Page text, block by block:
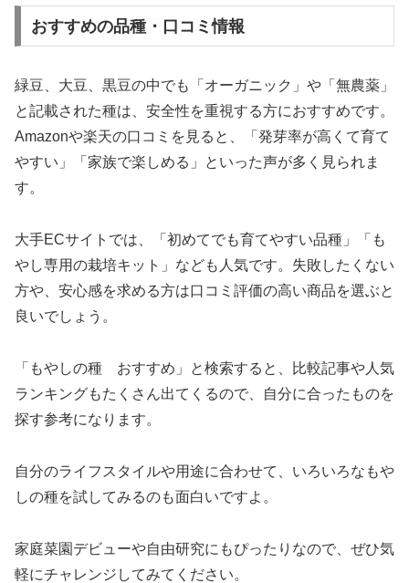
おすすめの品種・口コミ情報
緑豆、大豆、黒豆の中でも「オーガニック」や「無農薬」
と記載された種は、安全性を重視する方におすすめです。
Amazonや楽天の口コミを見ると、「発芽率が高くて育て
やすい」「家族で楽しめる」といった声が多く見られま
す。
大手ECサイトでは、「初めてでも育てやすい品種」「も
やし専用の栽培キット」なども人気です。失敗したくない
方や、安心感を求める方は口コミ評価の高い商品を選ぶと
良いでしょう。
「もやしの種 おすすめ」と検索すると、比較記事や人気
ランキングもたくさん出てくるので、自分に合ったものを
探す参考になります。
自分のライフスタイルや用途に合わせて、いろいろなもや
しの種を試してみるのも面白いですよ。
家庭菜園デビューや自由研究にもぴったりなので、ぜひ気
軽にチャレンジしてみてください。